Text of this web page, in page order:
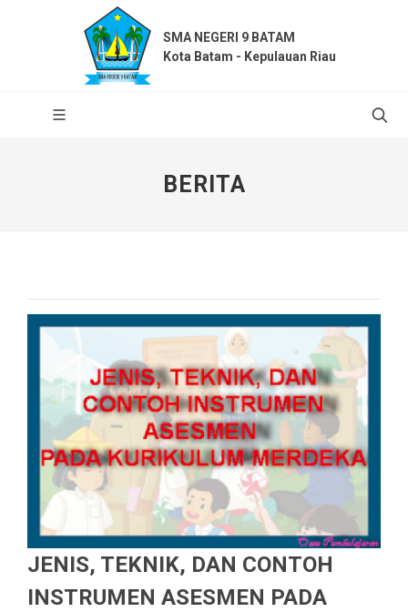
SMA NEGERI 9 BATAM
Kota Batam - Kepulauan Riau
BERITA
JENIS, TEKNIK, DAN CONTOH
INSTRUMEN ASESMEN PADA